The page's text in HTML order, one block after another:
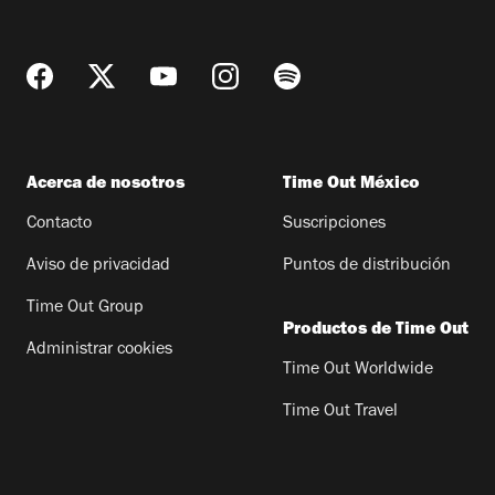
Acerca de nosotros
Contacto
Aviso de privacidad
Time Out Group
Administrar cookies
Time Out México
Suscripciones
Puntos de distribución
Productos de Time Out
Time Out Worldwide
Time Out Travel